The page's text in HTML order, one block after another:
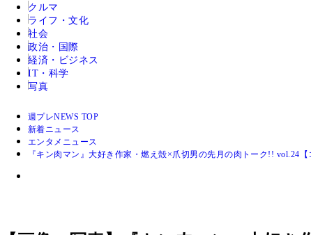
クルマ
ライフ・文化
社会
政治・国際
経済・ビジネス
IT・科学
写真
週プレNEWS TOP
新着ニュース
エンタメニュース
『キン肉マン』大好き作家・燃え殻×爪切男の先月の肉トーク!! vol.24